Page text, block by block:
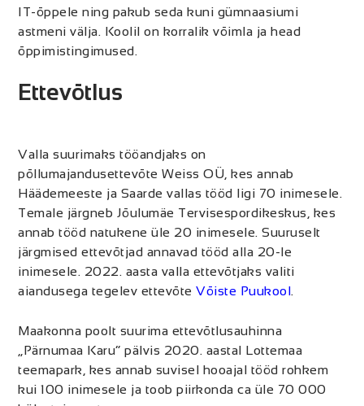
IT-õppele ning pakub seda kuni gümnaasiumi
astmeni välja. Koolil on korralik võimla ja head
õppimistingimused.
Ettevõtlus
Valla suurimaks tööandjaks on
põllumajandusettevõte Weiss OÜ, kes annab
Häädemeeste ja Saarde vallas tööd ligi 70 inimesele.
Temale järgneb Jõulumäe Tervisespordikeskus, kes
annab tööd natukene üle 20 inimesele. Suuruselt
järgmised ettevõtjad annavad tööd alla 20-le
inimesele. 2022. aasta valla ettevõtjaks valiti
aiandusega tegelev ettevõteVõiste Puukool.
Maakonna poolt suurima ettevõtlusauhinna
„Pärnumaa Karu“ pälvis 2020. aastal Lottemaa
teemapark, kes annab suvisel hooajal tööd rohkem
kui 100 inimesele ja toob piirkonda ca üle 70 000